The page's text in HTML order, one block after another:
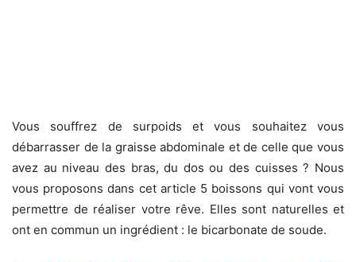
Vous souffrez de surpoids et vous souhaitez vous
débarrasser de la graisse abdominale et de celle que vous
avez au niveau des bras, du dos ou des cuisses ? Nous
vous proposons dans cet article 5 boissons qui vont vous
permettre de réaliser votre rêve. Elles sont naturelles et
ont en commun un ingrédient : le bicarbonate de soude.